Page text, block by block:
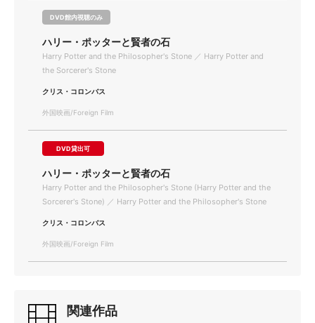
DVD館内視聴のみ
ハリー・ポッターと賢者の石
Harry Potter and the Philosopher's Stone ／ Harry Potter and
the Sorcerer's Stone
クリス・コロンバス
外国映画/Foreign Film
DVD貸出可
ハリー・ポッターと賢者の石
Harry Potter and the Philosopher's Stone (Harry Potter and the
Sorcerer's Stone) ／ Harry Potter and the Philosopher's Stone
クリス・コロンバス
外国映画/Foreign Film
関連作品